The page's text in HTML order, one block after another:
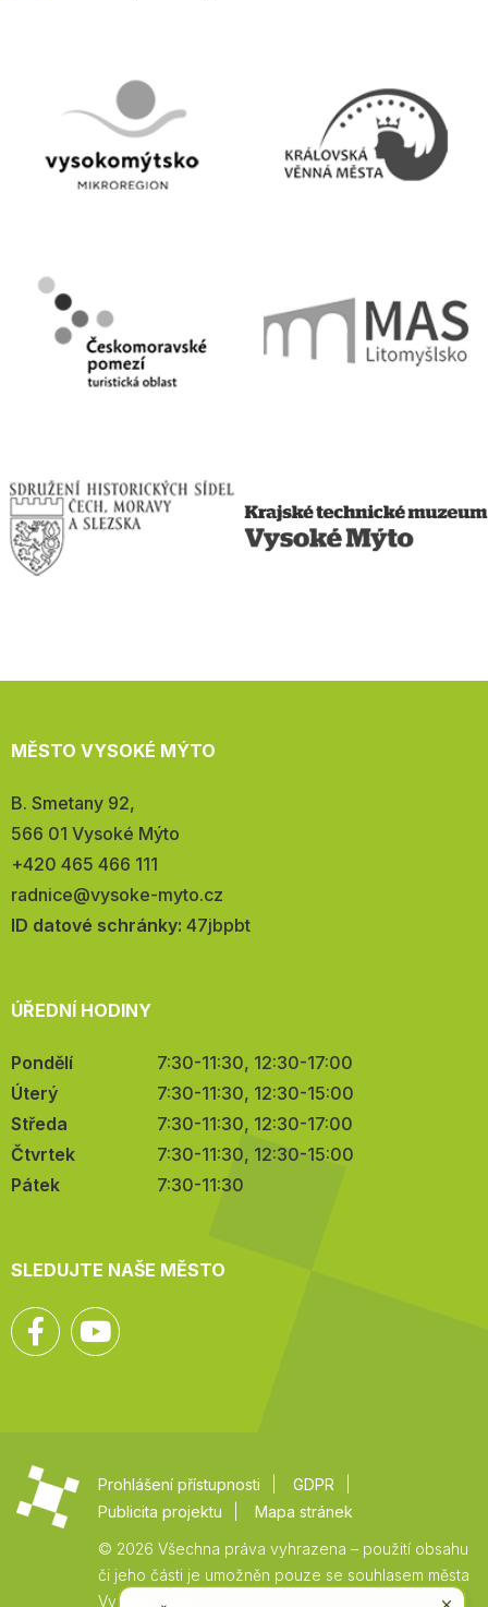
MĚSTO VYSOKÉ MÝTO
Adresa:
B. Smetany 92,
566 01 Vysoké Mýto
Telefon:
+420 465 466 111
E-
mail:
radnice@vysoke-myto.cz
ID datové schránky: 47jbpbt
ÚŘEDNÍ HODINY
Pondělí
7:30-11:30, 12:30-17:00
Úterý
7:30-11:30, 12:30-15:00
Středa
7:30-11:30, 12:30-17:00
Čtvrtek
7:30-11:30, 12:30-15:00
Pátek
7:30-11:30
SLEDUJTE NAŠE MĚSTO
Facebook
Prohlášení přístupnosti
GDPR
Publicita projektu
Mapa stránek
© 2026 Všechna práva vyhrazena – použití obsahu
či jeho části je umožněn pouze se souhlasem města
Vysoké Mýto.